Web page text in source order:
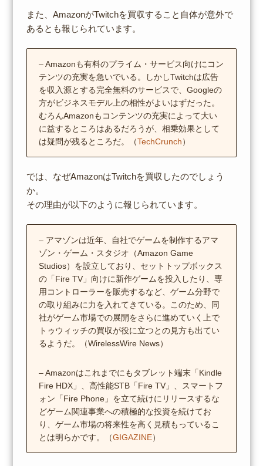
また、AmazonがTwitchを買収すること自体が意外で
あるとも報じられています。
– Amazonも有料のプライム・サービス向けにコン
テンツの充実を急いでいる。しかしTwitchは広告
を収入源とする完全無料のサービスで、Googleの
方がビジネスモデル上の相性がよいはずだった。
むろんAmazonもコンテンツの充実によって大い
に益するところはあるだろうが、相乗効果として
は疑問が残るところだ。（TechCrunch）
では、なぜAmazonはTwitchを買収したのでしょう
か。
その理由が以下のように報じられています。
– アマゾンは近年、自社でゲームを制作するアマ
ゾン・ゲーム・スタジオ（Amazon Game
Studios）を設立しており、セットトップボックス
の「Fire TV」向けに新作ゲームを投入したり、専
用コントローラーを販売するなど、ゲーム分野で
の取り組みに力を入れてきている。このため、同
社がゲーム市場での展開をさらに進めていく上で
トゥウィッチの買収が役に立つとの見方も出てい
るようだ。（WirelessWire News）
– Amazonはこれまでにもタブレット端末「Kindle
Fire HDX」、高性能STB「Fire TV」、スマートフ
ォン「Fire Phone」を立て続けにリリースするな
どゲーム関連事業への積極的な投資を続けてお
り、ゲーム市場の将来性を高く見積もっているこ
とは明らかです。（GIGAZINE）